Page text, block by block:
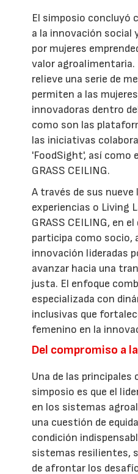
El simposio concluyó
a la innovación social
por mujeres
valor agroalimentaria.
relieve una serie de
permiten a las
innovadoras dentro
como son las
las iniciativas
'FoodSight', así como
GRASS CEILING.
A través de sus
experiencias o Living
GRASS CEILING, en
participa como socio,
innovación lideradas
avanzar hacia una
justa. El enfoque
especializada con
inclusivas que
femenino en la
Del compromiso a
Una de las principales
simposio es que el
en los sistemas
una cuestión de
condición
sistemas resilientes,
de afrontar los